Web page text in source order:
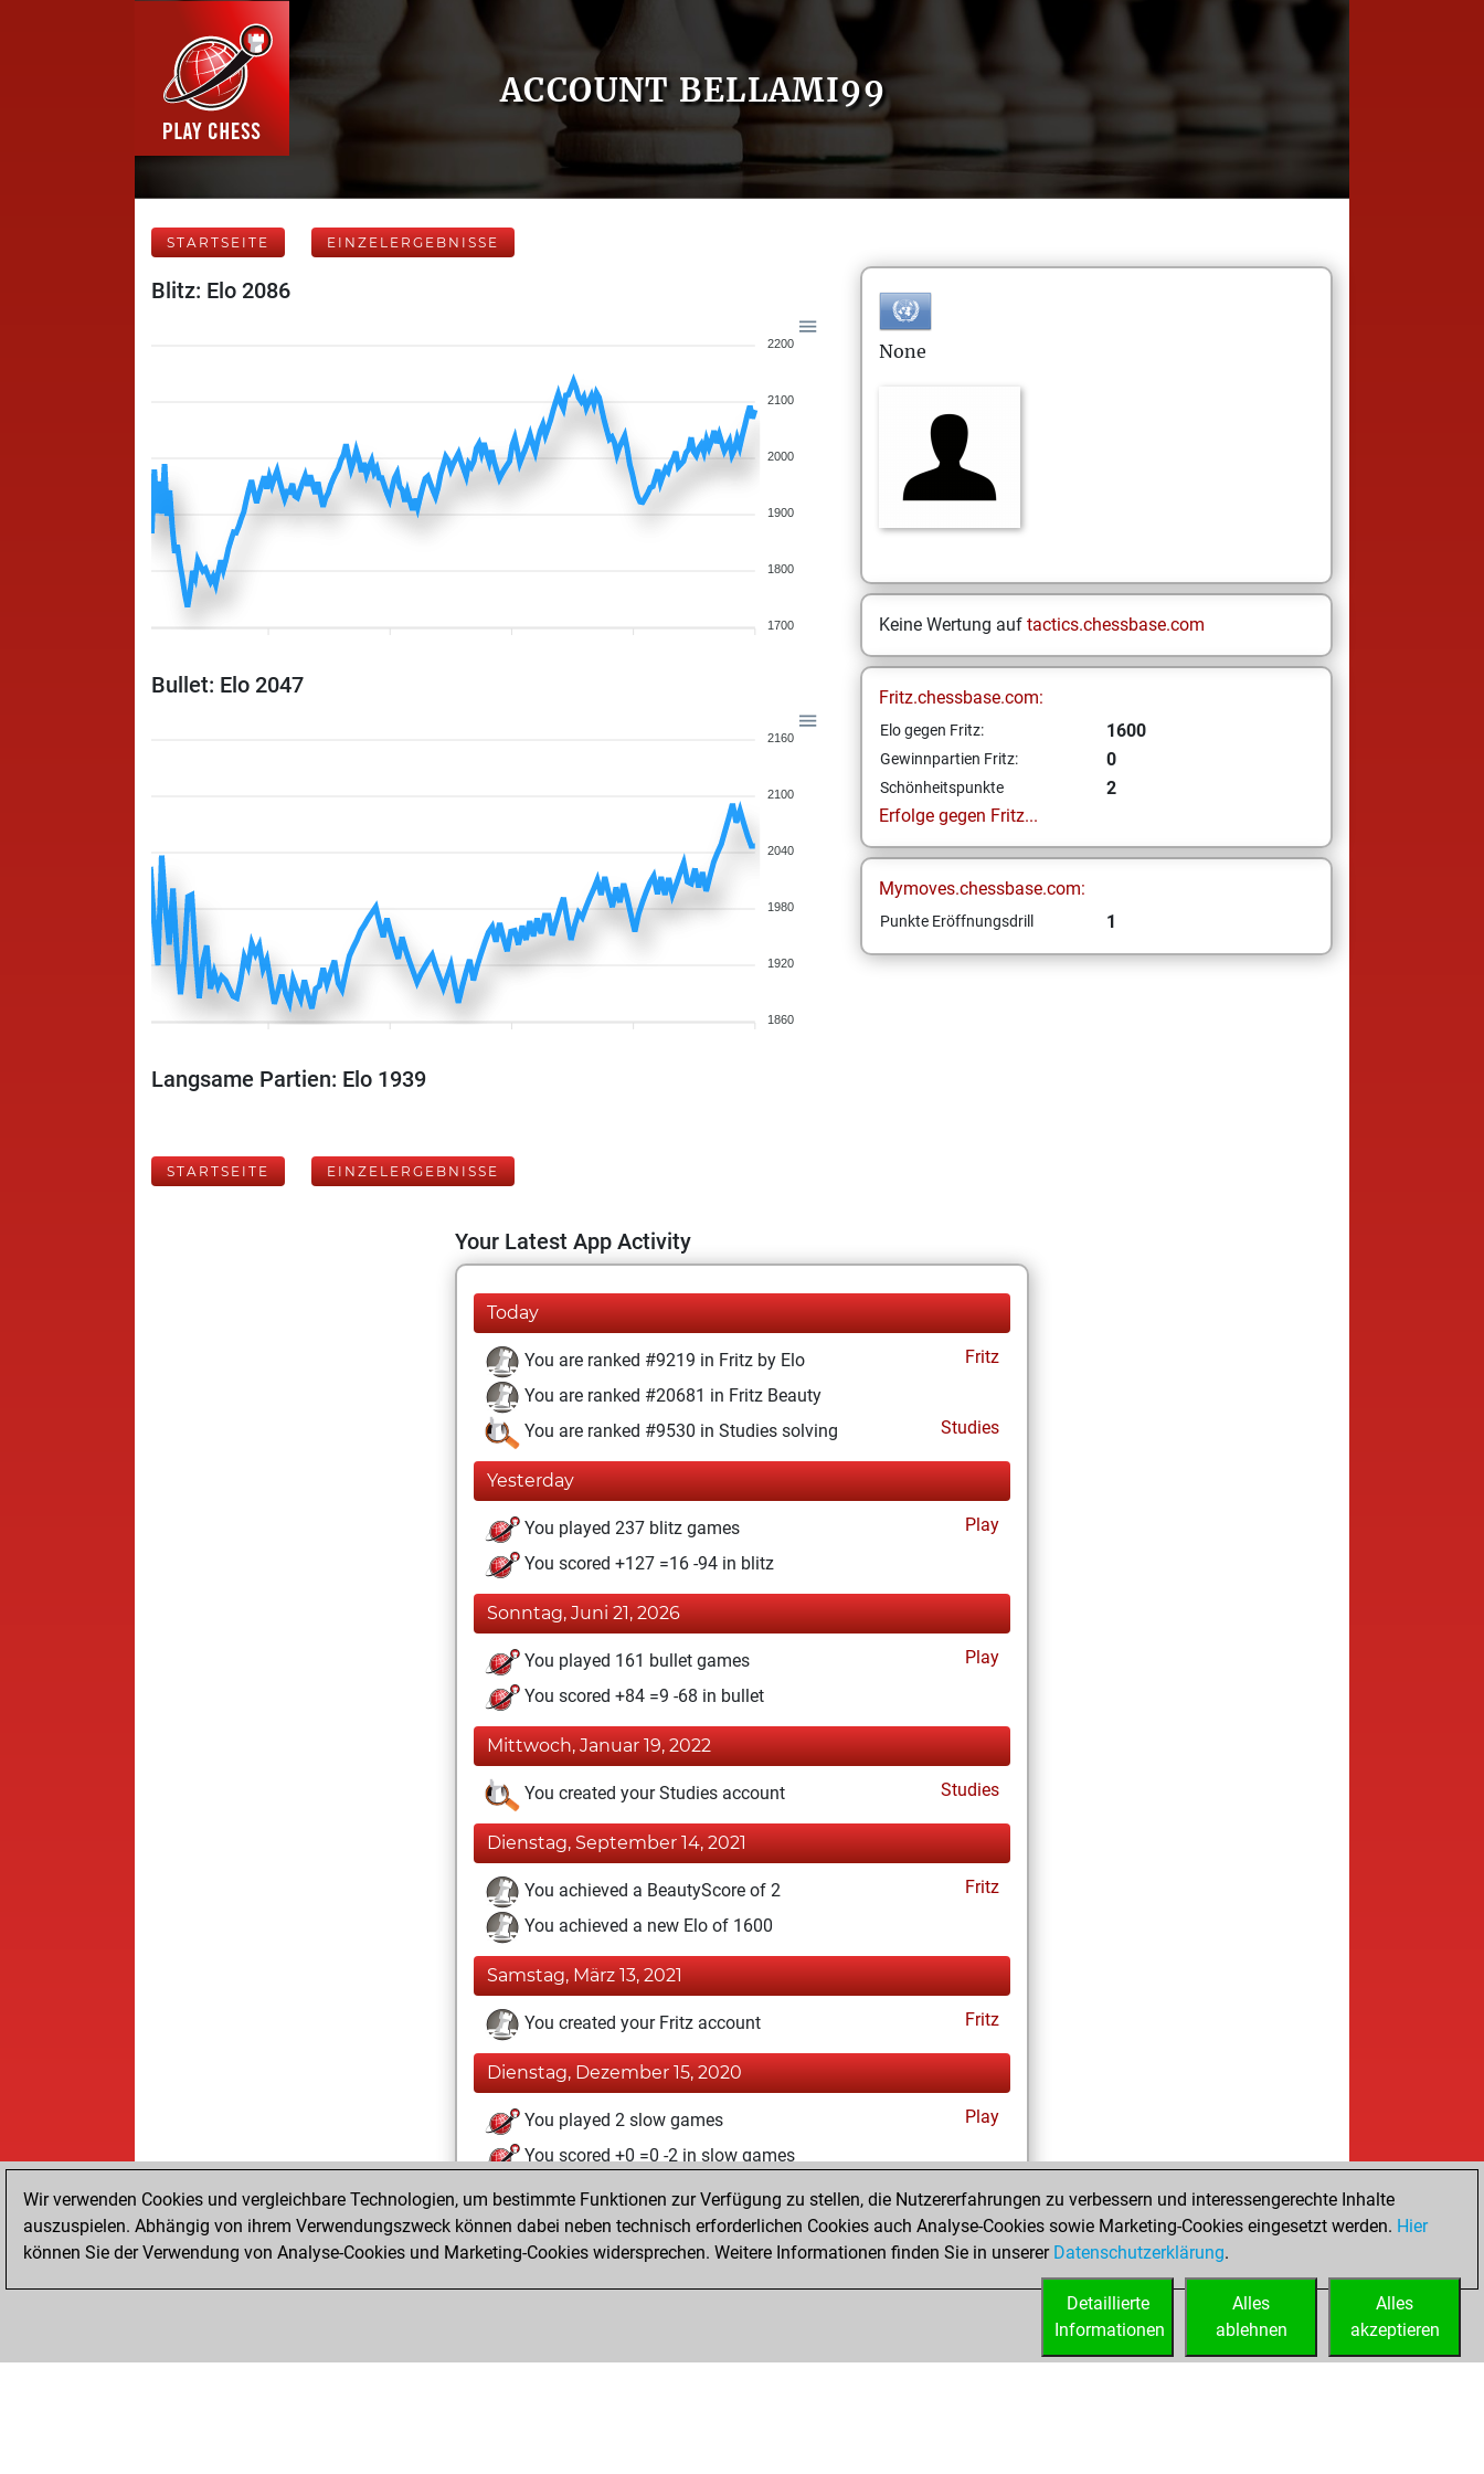
ACCOUNT BELLAMI99
STARTSEITE EINZELERGEBNISSE
Blitz: Elo 2086
2200
2100
2000
1900
1800
1700
Bullet: Elo 2047
2160
2100
2040
1980
1920
1860
Langsame Partien: Elo 1939
None
Keine Wertung auf tactics.chessbase.com
Fritz.chessbase.com:
Elo gegen Fritz: 1600
Gewinnpartien Fritz: 0
Schönheitspunkte
2
Erfolge gegen Fritz...
Mymoves.chessbase.com:
Punkte Eröffnungsdrill 1
STARTSEITE EINZELERGEBNISSE
Your Latest App Activity
Today
You are ranked #9219 in Fritz by Elo
Fritz
You are ranked #20681 in Fritz Beauty
You are ranked #9530 in Studies solving
Studies
Yesterday
You played 237 blitz games
Play
You scored +127 =16 -94 in blitz
Sonntag, Juni 21, 2026
You played 161 bullet games
Play
You scored +84 =9 -68 in bullet
Mittwoch, Januar 19, 2022
You created your Studies account Studies
Dienstag, September 14, 2021
You achieved a BeautyScore of 2
Fritz
You achieved a new Elo of 1600
Samstag, März 13, 2021
You created your Fritz account Fritz
Dienstag, Dezember 15, 2020
You played 2 slow games
Play
You scored +0 =0 -2 in slow games
Mittwoch, April 1, 2020
You learned 1 positions MyMoves
Wir verwenden Cookies und vergleichbare Technologien, um bestimmte Funktionen zur Verfügung zu stellen, die Nutzererfahrungen zu verbessern und interessengerechte Inhalte
auszuspielen. Abhängig von ihrem Verwendungszweck können dabei neben technisch erforderlichen Cookies auch Analyse-Cookies sowie Marketing-Cookies eingesetzt werden. Hier
können Sie der Verwendung von Analyse-Cookies und Marketing-Cookies widersprechen. Weitere Informationen finden Sie in unserer Datenschutzerklärung.
Alles
akzeptieren
Alles
ablehnen
Detaillierte
Informationen